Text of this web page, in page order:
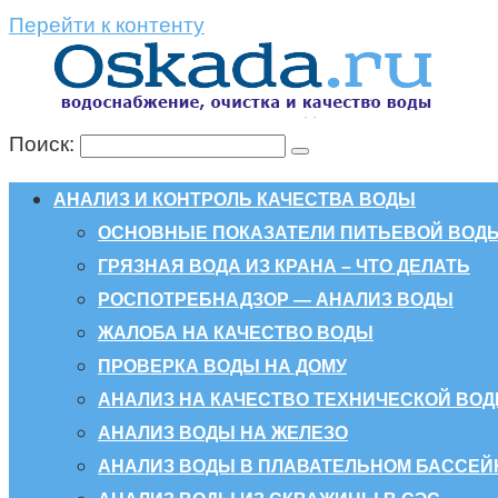
Перейти к контенту
Поиск:
АНАЛИЗ И КОНТРОЛЬ КАЧЕСТВА ВОДЫ
ОСНОВНЫЕ ПОКАЗАТЕЛИ ПИТЬЕВОЙ ВОДЫ
ГРЯЗНАЯ ВОДА ИЗ КРАНА – ЧТО ДЕЛАТЬ
РОСПОТРЕБНАДЗОР — АНАЛИЗ ВОДЫ
ЖАЛОБА НА КАЧЕСТВО ВОДЫ
ПРОВЕРКА ВОДЫ НА ДОМУ
АНАЛИЗ НА КАЧЕСТВО ТЕХНИЧЕСКОЙ
АНАЛИЗ ВОДЫ НА ЖЕЛЕЗО
АНАЛИЗ ВОДЫ В ПЛАВАТЕЛЬНОМ